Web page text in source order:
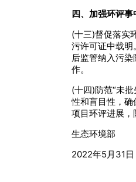
四、加强环评
(十三)督促落实
污许可证中载明
后监管纳入污
作。
(十四)防范“未
性和盲目性，
项目环评进展，
生态环境部
2022年5月31日